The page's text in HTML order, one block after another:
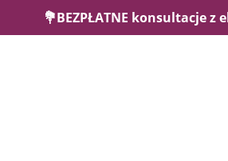
💐BEZPŁATNE konsultacje z